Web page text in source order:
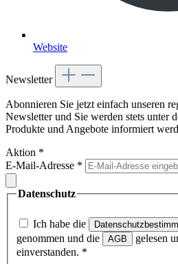
Website
Newsletter
Abonnieren Sie jetzt einfach unseren
Newsletter und Sie werden stets unter
Produkte und Angebote informiert
Aktion *
E-Mail-Adresse *
Datenschutz
Ich habe die
genommen und die
AGB
gelesen
einverstanden. *